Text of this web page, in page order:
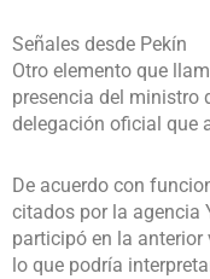
Señales desde Pekín
Otro elemento que
presencia del ministro
delegación oficial que
De acuerdo con
citados por la agencia
participó en la anterior
lo que podría